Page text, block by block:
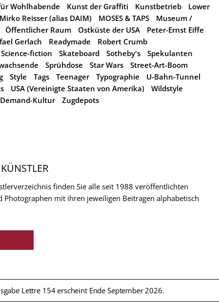
Wohlhabende
Kunst der Graffiti Kunstbetrieb
Lower
Mirko Reisser (alias DAIM) MOSES & TAPS
Museum /
Öffentlicher Raum Ostküste der USA
Peter-Ernst Eiffe
Gerlach Readymade
Robert Crumb
Science-fiction Skateboard Sotheby's
Spekulanten
Sprühdose Star Wars
Street-Art-Boom
Style Tags Teenager Typographie
U-Bahn-Tunnel
USA (Vereinigte Staaten von Amerika)
Wildstyle
Kultur
Zugdepots
finden Sie alle seit 1988 veröffentlichten
Photographen mit ihren jeweiligen Beitragen alphabetisch
Lettre 154 erscheint Ende September 2026.